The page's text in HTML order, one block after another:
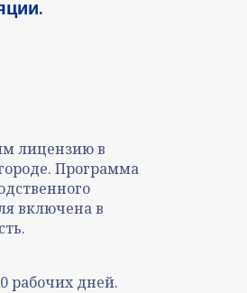
лицензию в
Программа
включена в
рабочих дней.